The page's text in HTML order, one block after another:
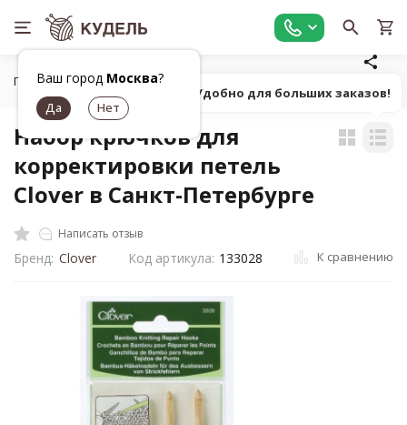
Ваш город Москва?
Главная Все для вязания
Набор крючков для
корректировки петель
Clover в Санкт-Петербурге
Написать отзыв
Бренд: Clover Код артикула: 133028 К сравнению
Попробуй! Удобно для больших заказов!